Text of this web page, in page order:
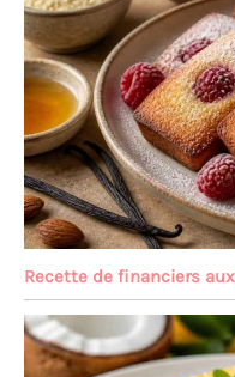
Recette de financiers